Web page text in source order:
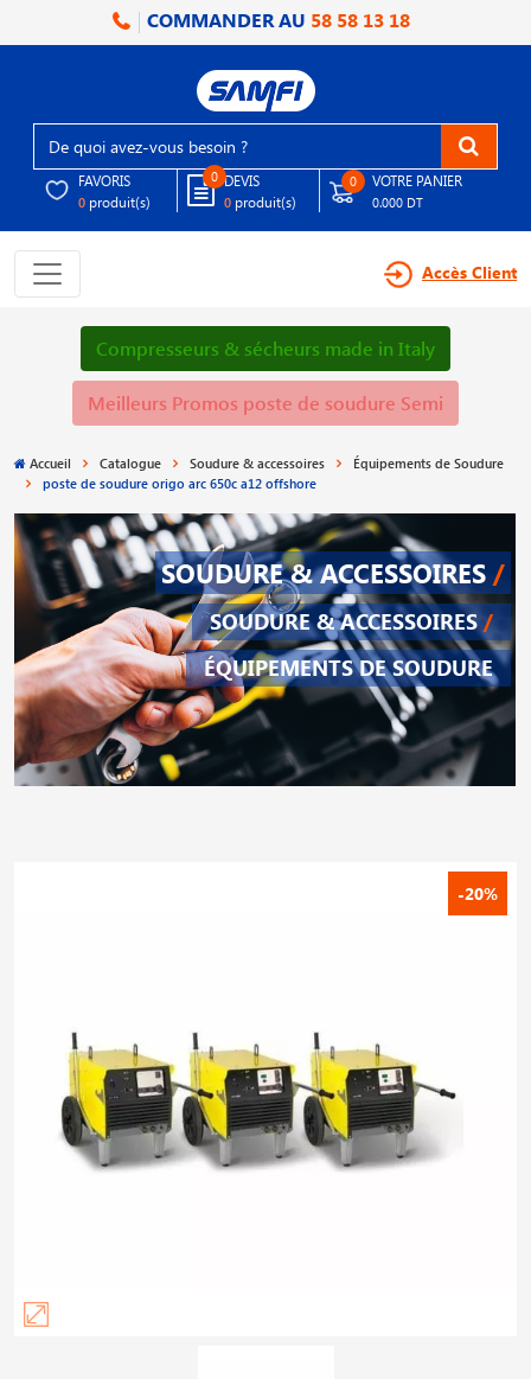
COMMANDER AU 58 58 13 18
FAVORIS
0 produit(s)
0 DEVIS
0 produit(s)
0 VOTRE PANIER
0.000 DT
Accès Client
Compresseurs & sécheurs made in Italy
Meilleurs Promos poste de soudure Semi
Accueil Catalogue Soudure & accessoires
Équipements de Soudure
poste de soudure origo arc 650c a12 offshore
SOUDURE & ACCESSOIRES /
SOUDURE & ACCESSOIRES /
ÉQUIPEMENTS DE SOUDURE
-20%